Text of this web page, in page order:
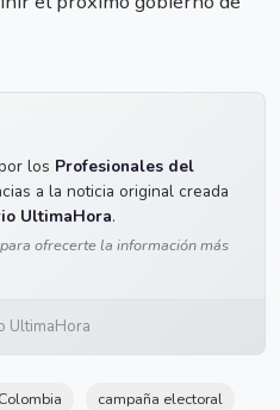
los Profesionales del
a la noticia original creada
UltimaHora.
ofrecerte la información más
UltimaHora
Colombia
campaña electoral